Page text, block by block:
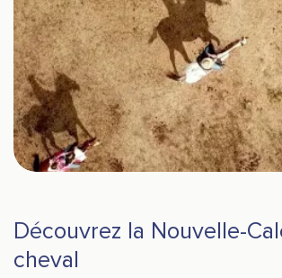
Découvrez la Nouvelle-
cheval